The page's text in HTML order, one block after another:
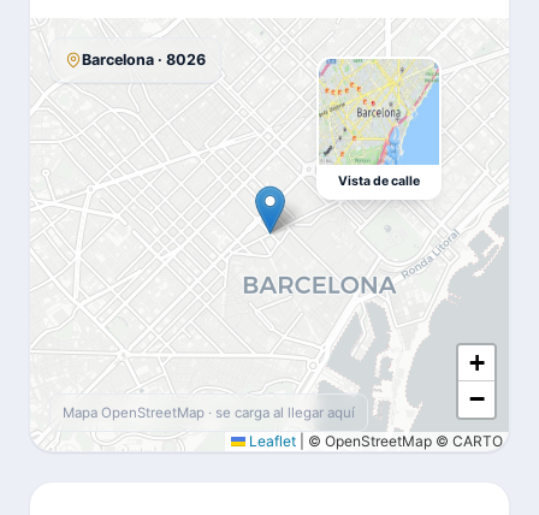
+
−
Leaflet © OpenStreetMap © CARTO
Barcelona · 8026
Vista de calle
Mapa OpenStreetMap · se carga al llegar aquí